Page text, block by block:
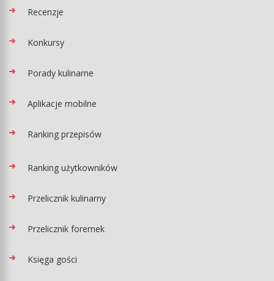
Recenzje
Konkursy
Porady kulinarne
Aplikacje mobilne
Ranking przepisów
Ranking użytkowników
Przelicznik kulinarny
Przelicznik foremek
Księga gości